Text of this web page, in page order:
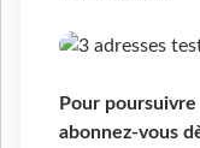
Pour
abonnez-vous